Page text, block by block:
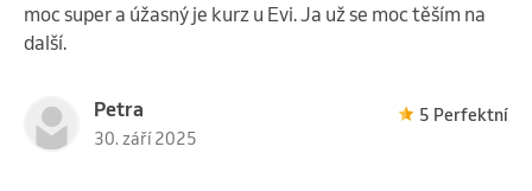
moc super a úžasný je kurz u Evi. Ja už se moc těším na
další.
Petra
30. září 2025
5 Perfektní